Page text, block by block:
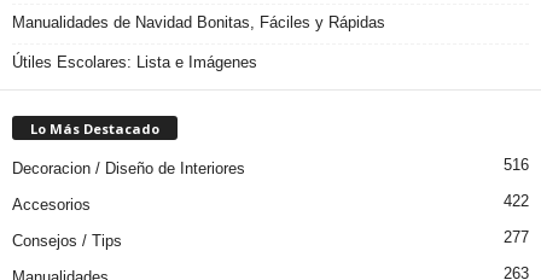
Manualidades de Navidad Bonitas, Fáciles y Rápidas
Útiles Escolares: Lista e Imágenes
Lo Más Destacado
Decoracion / Diseño de Interiores 516
Accesorios 422
Consejos / Tips 277
263